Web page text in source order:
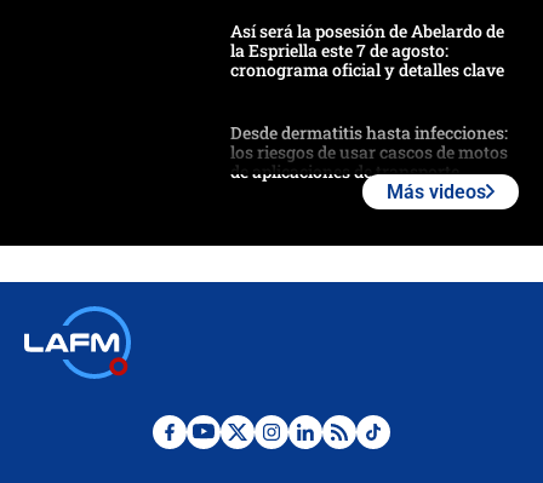
Así será la posesión de Abelardo de
la Espriella este 7 de agosto:
cronograma oficial y detalles clave
Desde dermatitis hasta infecciones:
los riesgos de usar cascos de motos
de aplicaciones de transporte
Posesión de Abelardo De La Espriella
Más videos